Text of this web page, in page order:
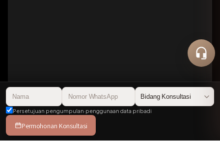
Persetujuan pengumpulan·penggunaan data pribadi
Permohonan Konsultasi